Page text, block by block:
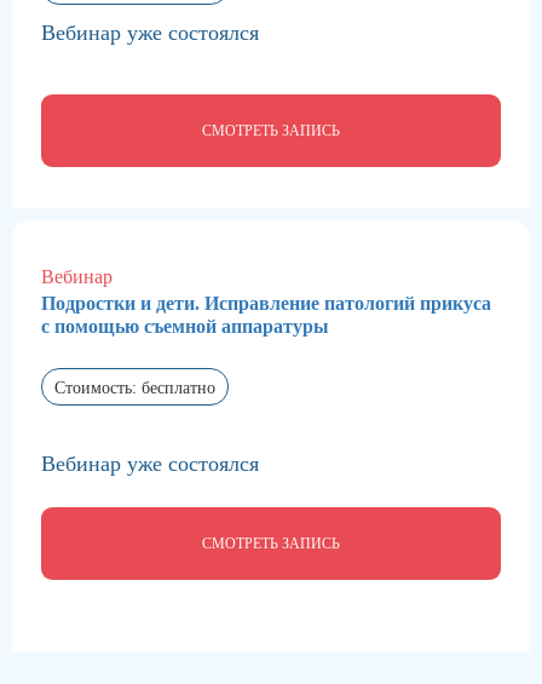
Вебинар уже состоялся
СМОТРЕТЬ ЗАПИСЬ
Вебинар
Подростки и дети. Исправление патологий прикуса
с помощью съемной аппаратуры
Стоимость: бесплатно
Вебинар уже состоялся
СМОТРЕТЬ ЗАПИСЬ